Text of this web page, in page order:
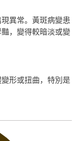
異常。黃斑病變患
，變得較暗淡或變
形或扭曲，特別是